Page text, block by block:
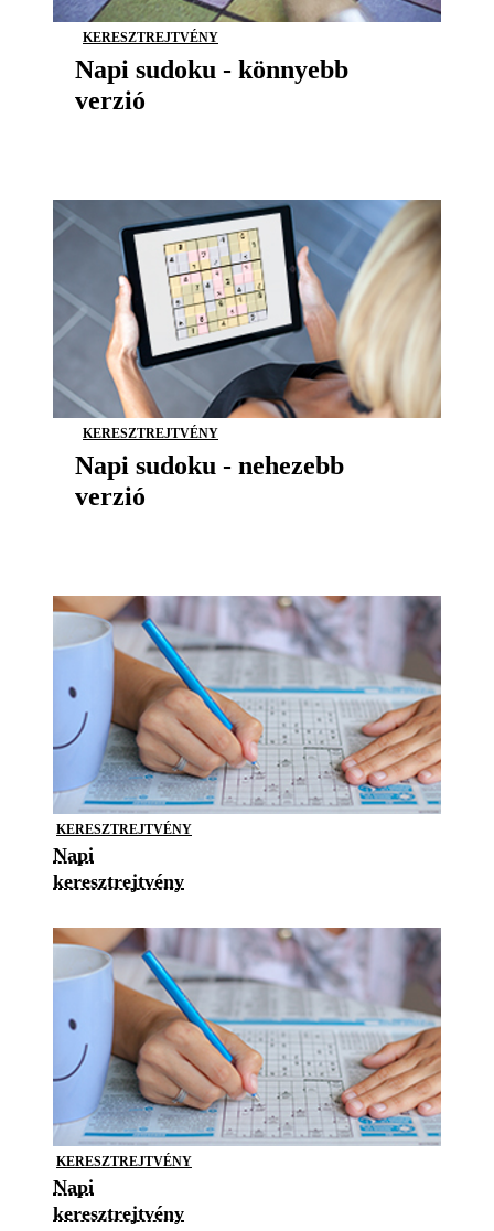
KERESZTREJTVÉNY
Napi sudoku - könnyebb
verzió
KERESZTREJTVÉNY
Napi sudoku - nehezebb
verzió
KERESZTREJTVÉNY
Napi
keresztrejtvény
KERESZTREJTVÉNY
Napi
keresztrejtvény